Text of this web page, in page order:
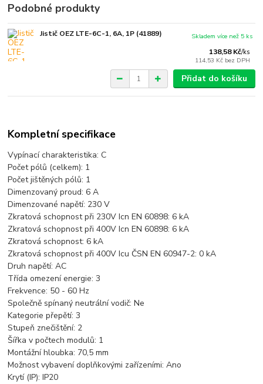
Podobné produkty
Jistič OEZ LTE-6C-1, 6A, 1P (41889)
138,58 Kč/ks
114,53 Kč bez DPH
Skladem více než 5 ks
Přidat do košíku
Kompletní specifikace
Vypínací charakteristika: C
Počet pólů (celkem): 1
Počet jištěných pólů: 1
Dimenzovaný proud: 6 A
Dimenzované napětí: 230 V
Zkratová schopnost při 230V Icn EN 60898:6 kA
Zkratová schopnost při 400V Icn EN 60898:6 kA
Zkratová schopnost:6 kA
Zkratová schopnost při 400V Icu ČSN EN 60947-2:0 kA
Druh napětí:AC
Třída omezení energie:3
Frekvence: 50 - 60 Hz
Společně spínaný neutrální vodič:Ne
Kategorie přepětí:3
Stupeň znečištění: 2
Šířka v počtech modulů: 1
Montážní hloubka: 70,5 mm
Možnost vybavení doplňkovými zařízeními:Ano
Krytí (IP):IP20